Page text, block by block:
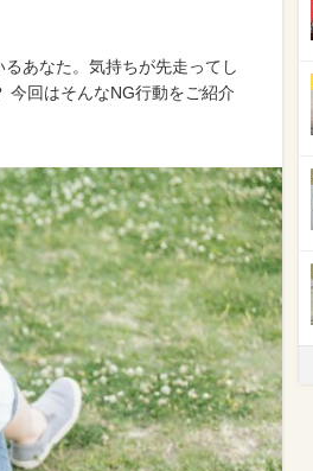
あなた。気持ちが先走ってし
今回はそんなNG行動をご紹介